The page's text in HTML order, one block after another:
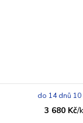
3 680 Kč/
do 14 dnů 10